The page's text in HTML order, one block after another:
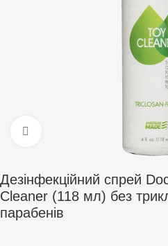
Дезінфекційний спрей
Cleaner (118 мл) без
парабенів